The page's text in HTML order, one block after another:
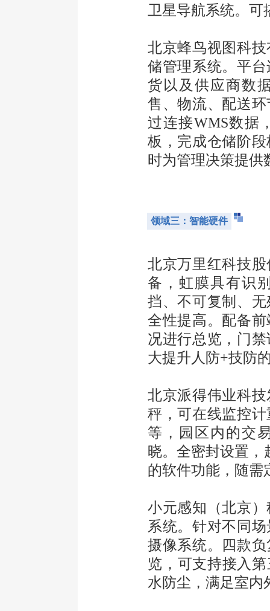
卫星导航系统。可
北京蜂鸟视图科
储管理系统。平
货以及供应商数
售、物流、配送
过连接WMS数据
板，完成仓储阶
时为管理决策提供
领域三：智能硬件
北京万里红科技
备，虹膜具有识
挡、不可复制、
全性提高。配备
况进行总览，门
大提升人防+技防
北京派得伟业科
秤，可在线监控
等，园区内的交
晓。全密封设置，
的软件功能，随需
小元感知（北京
系统。针对不同
摄像系统。四款
览，可支持接入
水防尘，满足室内